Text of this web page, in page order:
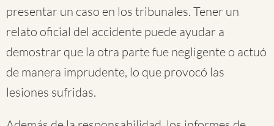
presentar un caso en los tribunales. Tener un
relato oficial del accidente puede ayudar a
demostrar que la otra parte fue negligente o actuó
de manera imprudente, lo que provocó las
lesiones sufridas.